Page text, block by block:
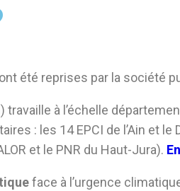
été reprises par la société
travaille à l’échelle
: les 14 EPCI de l’Ain et
et le PNR du Haut-Jura).
face à l’urgence